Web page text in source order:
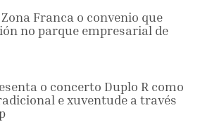
Franca o convenio que
no parque empresarial de
o concerto Duplo R como
e xuventude a través